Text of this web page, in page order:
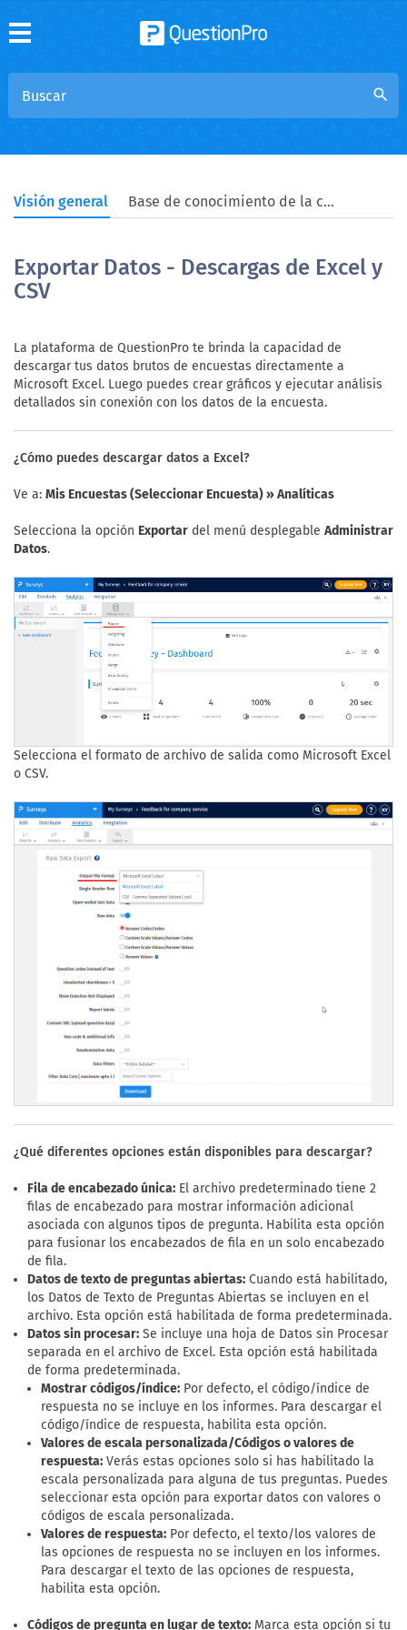
search
Visión general Base de conocimiento de la comunidad
Exportar Datos - Descargas de Excel y
CSV
La plataforma de QuestionPro te brinda la capacidad de
descargar tus datos brutos de encuestas directamente a
Microsoft Excel. Luego puedes crear gráficos y ejecutar análisis
detallados sin conexión con los datos de la encuesta.
¿Cómo puedes descargar datos a Excel?
Ve a: Mis Encuestas (Seleccionar Encuesta) » Analíticas
Selecciona la opción Exportar del menú desplegable Administrar
Datos.
Selecciona el formato de archivo de salida como Microsoft Excel
o CSV.
¿Qué diferentes opciones están disponibles para descargar?
Fila de encabezado única: El archivo predeterminado tiene 2
filas de encabezado para mostrar información adicional
asociada con algunos tipos de pregunta. Habilita esta opción
para fusionar los encabezados de fila en un solo encabezado
de fila.
Datos de texto de preguntas abiertas: Cuando está habilitado,
los Datos de Texto de Preguntas Abiertas se incluyen en el
archivo. Esta opción está habilitada de forma predeterminada.
Datos sin procesar: Se incluye una hoja de Datos sin Procesar
separada en el archivo de Excel. Esta opción está habilitada
de forma predeterminada.
Mostrar códigos/índice: Por defecto, el código/índice de
respuesta no se incluye en los informes. Para descargar el
código/índice de respuesta, habilita esta opción.
Valores de escala personalizada/Códigos o valores de
respuesta: Verás estas opciones solo si has habilitado la
escala personalizada para alguna de tus preguntas. Puedes
seleccionar esta opción para exportar datos con valores o
códigos de escala personalizada.
Valores de respuesta: Por defecto, el texto/los valores de
las opciones de respuesta no se incluyen en los informes.
Para descargar el texto de las opciones de respuesta,
habilita esta opción.
Códigos de pregunta en lugar de texto: Marca esta opción si tu